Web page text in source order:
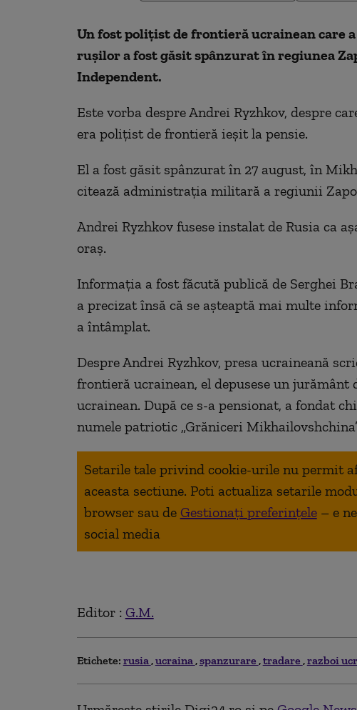
Un fost polițist de frontieră ucrainean care
rușilor a fost găsit spânzurat în regiunea
Independent.
Este vorba despre Andrei Ryzhkov, despre
era polițist de frontieră ieșit la pensie.
El a fost găsit spânzurat în 27 august, în
citează administrația militară a regiunii
Andrei Ryzhkov fusese instalat de Rusia ca
oraș.
Informația a fost făcută publică de Serghei
a precizat însă că se așteaptă mai multe
a întâmplat.
Despre Andrei Ryzhkov, presa ucraineană
frontieră ucrainean, el depusese un jurământ
ucrainean. După ce s-a pensionat, a fondat
numele patriotic „Grăniceri
Setarile tale privind cookie-urile nu permit
aceasta sectiune. Poti actualiza setarile
browser sau de Gestionați preferințele – e
social media
Editor : G.M.
Etichete: rusia ucraina spanzurare tradare razboi